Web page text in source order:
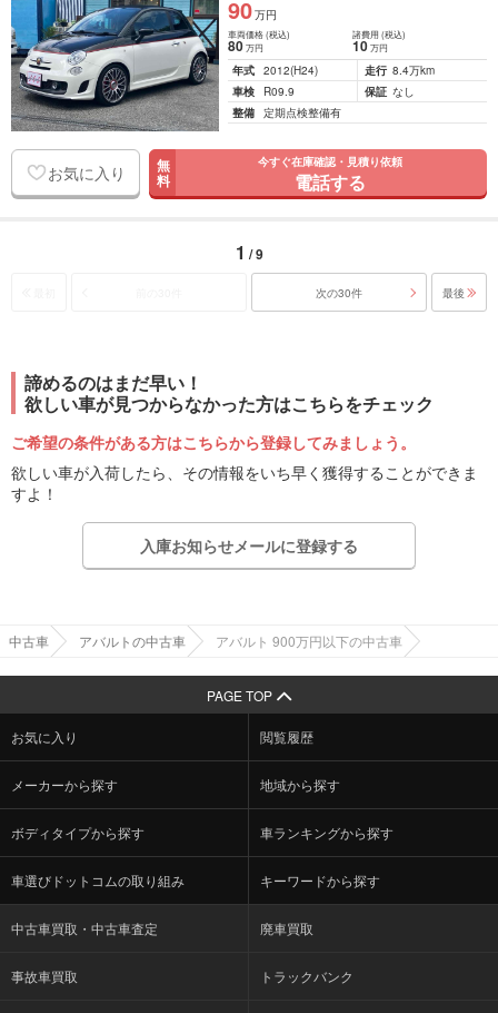
90万円
車両価格(税込)
80万円
諸費用 (税込)
10 万円
年式 2012(H24) 走行 8.4万km
車検
R09.9 保証 なし
整備 定期点検整備有
お気に入り 無
料
今すぐ在庫確認・見積り依頼
電話する
1 / 9
次の30件 最後
諦めるのはまだ早い！
欲しい車が見つからなかった方はこちらをチェック
ご希望の条件がある方はこちらから登録してみましょう。
欲しい車が入荷したら、その情報をいち早く獲得することができま
すよ！
入庫お知らせメールに登録する
中古車 アバルトの中古車 アバルト 900万円以下の中古車
PAGE TOP
お気に入り 閲覧履歴
メーカーから探す 地域から探す
ボディタイプから探す 車ランキングから探す
車選びドットコムの取り組み キーワードから探す
中古車買取・中古車査定 廃車買取
事故車買取 トラックバンク